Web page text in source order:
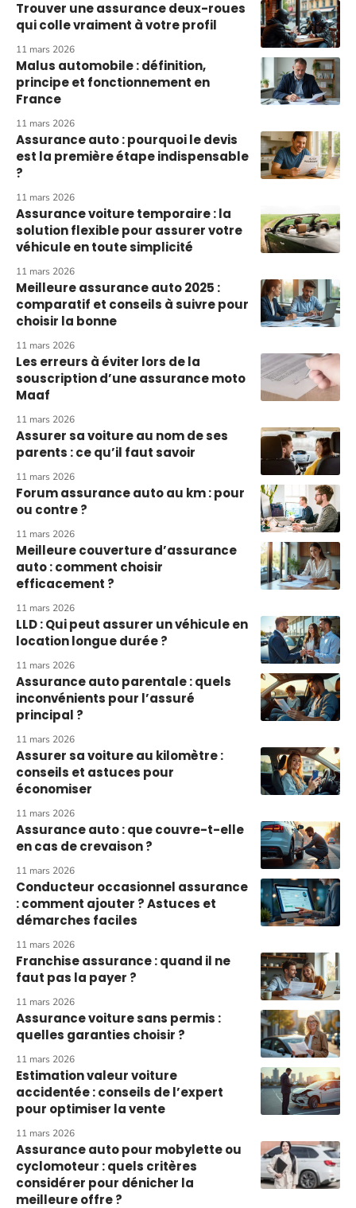
Trouver une assurance deux-roues
qui colle vraiment à votre profil
11 mars 2026
Malus automobile : définition,
principe et fonctionnement en
France
11 mars 2026
Assurance auto : pourquoi le devis
est la première étape indispensable
?
11 mars 2026
Assurance voiture temporaire : la
solution flexible pour assurer votre
véhicule en toute simplicité
11 mars 2026
Meilleure assurance auto 2025 :
comparatif et conseils à suivre pour
choisir la bonne
11 mars 2026
Les erreurs à éviter lors de la
souscription d’une assurance moto
Maaf
11 mars 2026
Assurer sa voiture au nom de ses
parents : ce qu’il faut savoir
11 mars 2026
Forum assurance auto au km : pour
ou contre ?
11 mars 2026
Meilleure couverture d’assurance
auto : comment choisir
efficacement ?
11 mars 2026
LLD : Qui peut assurer un véhicule en
location longue durée ?
11 mars 2026
Assurance auto parentale : quels
inconvénients pour l’assuré
principal ?
11 mars 2026
Assurer sa voiture au kilomètre :
conseils et astuces pour
économiser
11 mars 2026
Assurance auto : que couvre-t-elle
en cas de crevaison ?
11 mars 2026
Conducteur occasionnel assurance
: comment ajouter ? Astuces et
démarches faciles
11 mars 2026
Franchise assurance : quand il ne
faut pas la payer ?
11 mars 2026
Assurance voiture sans permis :
quelles garanties choisir ?
11 mars 2026
Estimation valeur voiture
accidentée : conseils de l’expert
pour optimiser la vente
11 mars 2026
Assurance auto pour mobylette ou
cyclomoteur : quels critères
considérer pour dénicher la
meilleure offre ?